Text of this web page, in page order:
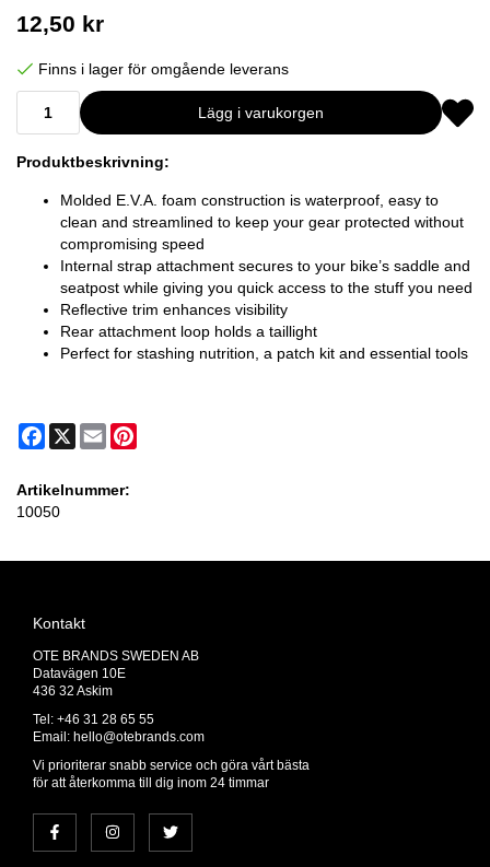
12,50 kr
Finns i lager för omgående leverans
Lägg i varukorgen
Produktbeskrivning:
Molded E.V.A. foam construction is waterproof, easy to
clean and streamlined to keep your gear protected without
compromising speed
Internal strap attachment secures to your bike’s saddle and
seatpost while giving you quick access to the stuff you need
Reflective trim enhances visibility
Rear attachment loop holds a taillight
Perfect for stashing nutrition, a patch kit and essential tools
Facebook
X Email
Artikelnummer:
10050
Kontakt
OTE BRANDS SWEDEN AB
Datavägen 10E
436 32 Askim
Tel: +46 31 28 65 55
Email: hello@otebrands.com
Vi prioriterar snabb service och göra vårt bästa
för att återkomma till dig inom 24 timmar